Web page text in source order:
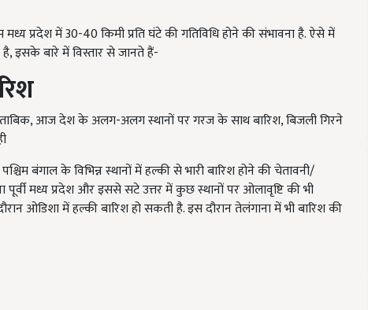
प्रदेश में 30-40 किमी प्रति घंटे की गतिविधि होने की संभावना है. ऐसे में
इसके बारे में विस्तार से जानते हैं-
आज देश के अलग-अलग स्थानों पर गरज के साथ बारिश, बिजली गिरने
बंगाल के विभिन्न स्थानों में हल्की से भारी बारिश होने की चेतावनी/
मध्य प्रदेश और इससे सटे उत्तर में कुछ स्थानों पर ओलावृष्टि की भी
ओडिशा में हल्की बारिश हो सकती है. इस दौरान तेलंगाना में भी बारिश की